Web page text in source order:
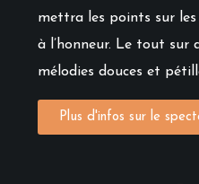
mettra les points sur les
à l’honneur. Le tout sur
mélodies douces et
Plus d'infos sur le